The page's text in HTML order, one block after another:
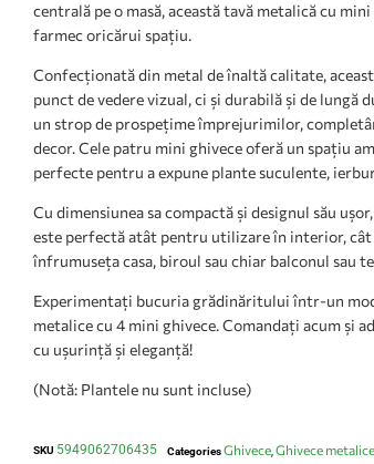
centrală pe o masă, această tavă metalică cu
farmec oricărui spațiu.
Confecționată din metal de înaltă calitate,
punct de vedere vizual, ci și durabilă și de lungă
un strop de prospețime împrejurimilor,
decor. Cele patru mini ghivece oferă un spațiu
perfecte pentru a expune plante suculente,
Cu dimensiunea sa compactă și designul său
este perfectă atât pentru utilizare în interior,
înfrumuseța casa, biroul sau chiar balconul sau
Experimentați bucuria grădinăritului într-un
metalice cu 4 mini ghivece. Comandați acum și
cu ușurință și eleganță!
(Notă: Plantele nu sunt incluse)
SKU 5949062706435 CategoriesGhivece Ghivece metalice